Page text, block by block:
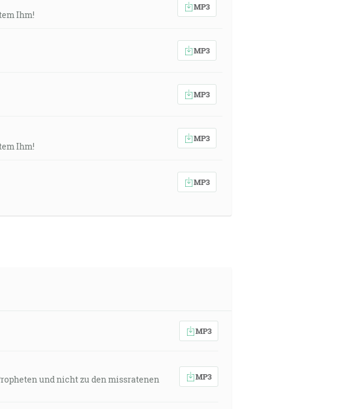
Ihm!
MP3
MP3
MP3
Ihm!
MP3
MP3
MP3
und nicht zu den missratenen
MP3